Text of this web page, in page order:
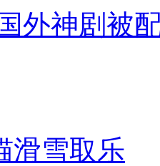
外神剧被
滑雪取乐